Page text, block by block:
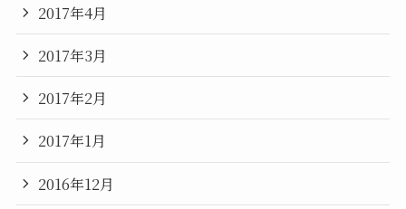
2017年4月
2017年3月
2017年2月
2017年1月
2016年12月